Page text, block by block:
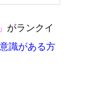
がランクイ
識がある方